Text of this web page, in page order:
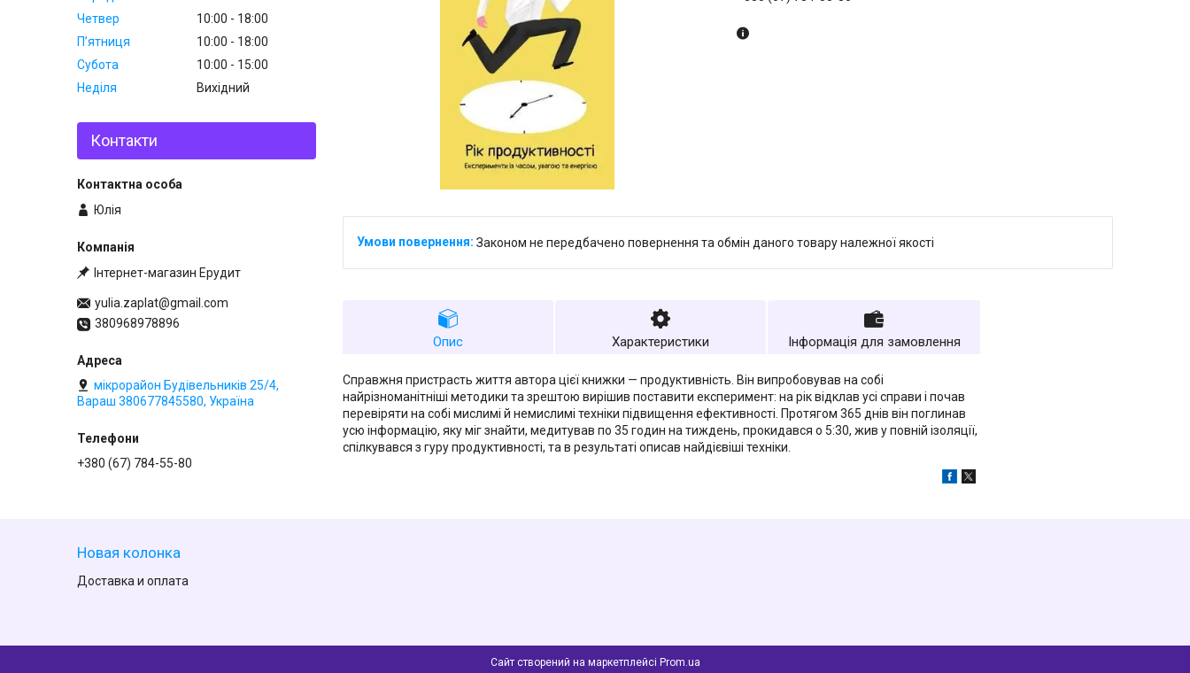
Законом не передбачено повернення та обмін даного товару належної якості
Опис Характеристики Інформація для замовлення
Справжня пристрасть життя автора цієї книжки — продуктивність. Він випробовував на собі
найрізноманітніші методики та зрештою вирішив поставити експеримент: на рік відклав усі справи і почав
перевіряти на собі мислимі й немислимі техніки підвищення ефективності. Протягом 365 днів він поглинав
усю інформацію, яку міг знайти, медитував по 35 годин на тиждень, прокидався о 5:30, жив у повній ізоляції,
спілкувався з гуру продуктивності, та в результаті описав найдієвіші техніки.
Четвер
10:00
18:00
Пʼятниця
10:00
18:00
Субота
10:00
15:00
Неділя
Вихідний
Контакти
Юлія
Інтернет-магазин Ерудит
yulia.zaplat@gmail.com
380968978896
мікрорайон Будівельників 25/4,
Вараш 380677845580, Україна
+380 (67) 784-55-80
Новая колонка
Доставка и оплата
Сайт створений на маркетплейсі Prom.ua